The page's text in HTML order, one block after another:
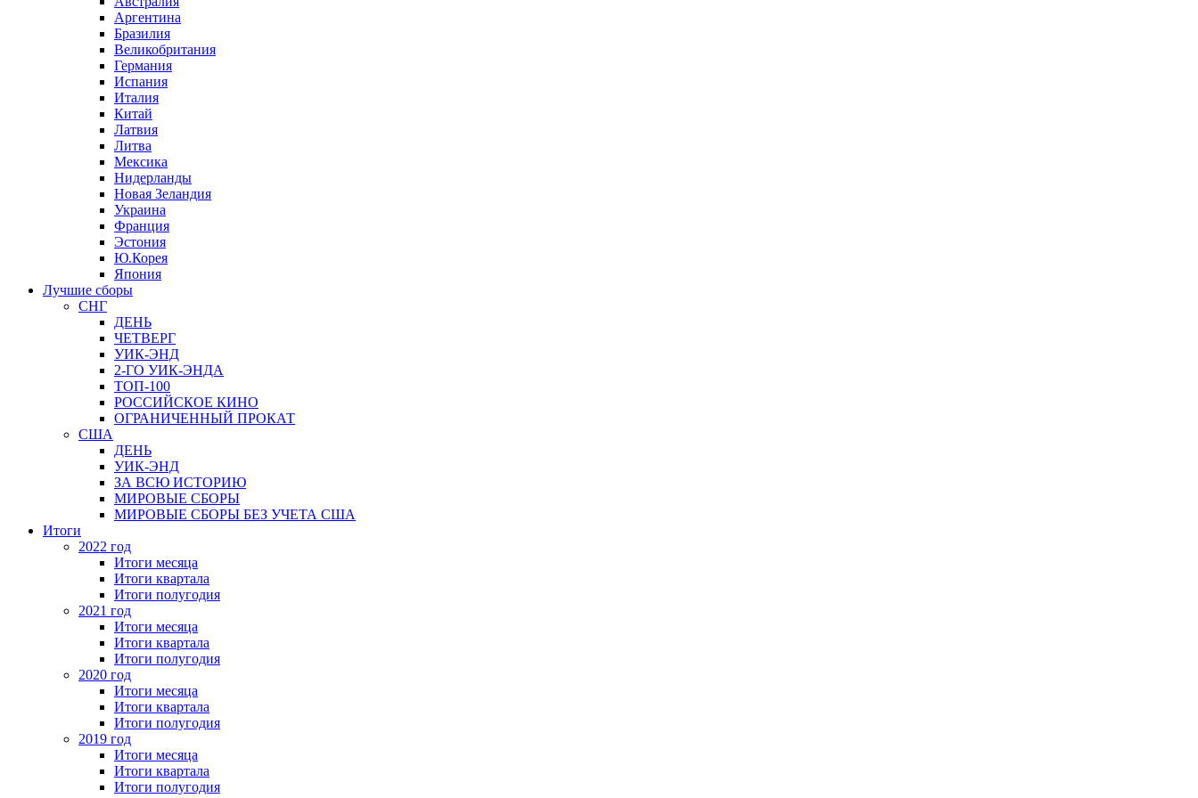
Аргентина
Бразилия
Великобритания
Германия
Испания
Италия
Китай
Латвия
Литва
Мексика
Нидерланды
Новая Зеландия
Украина
Франция
Эстония
Ю.Корея
Япония
Лучшие сборы
СНГ
ДЕНЬ
ЧЕТВЕРГ
УИК-ЭНД
2-ГО УИК-ЭНДА
ТОП-100
РОССИЙСКОЕ КИНО
ОГРАНИЧЕННЫЙ ПРОКАТ
США
ДЕНЬ
УИК-ЭНД
ЗА ВСЮ ИСТОРИЮ
МИРОВЫЕ СБОРЫ
МИРОВЫЕ СБОРЫ БЕЗ УЧЕТА США
Итоги
2022 год
Итоги месяца
Итоги квартала
Итоги полугодия
2021 год
Итоги месяца
Итоги квартала
Итоги полугодия
2020 год
Итоги месяца
Итоги квартала
Итоги полугодия
2019 год
Итоги месяца
Итоги квартала
Итоги полугодия